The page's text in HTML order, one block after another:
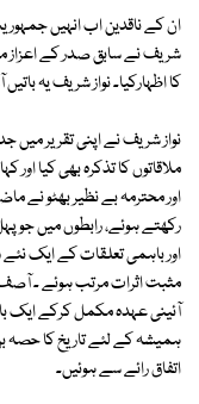
ان کے ناقدین اب انہیں
شریف نے سابق صدر کے اعزاز
کا اظہارکیا۔ نواز شریف یہ
نواز شریف نے اپنی تقریر میں
ملاقاتوں کا تذکرہ بھی کیا
اور محترمہ بے نظیر بھٹو نے
رکھتے ہوئے، رابطوں میں جو
اور باہمی تعلقات کے ایک
مثبت اثرات مرتب ہوئے ۔
آئینی عہدہ مکمل کرکے ایک
ہمیشہ کے لئے تاریخ کا حصہ
اتفاق رائے سے ہوئیں۔